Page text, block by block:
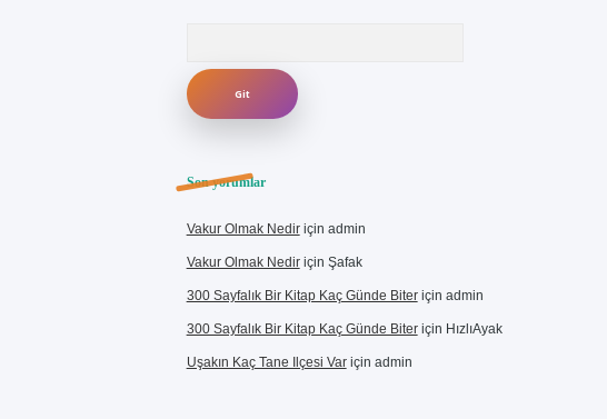
Son yorumlar
Vakur Olmak Nediriçin admin
Vakur Olmak Nediriçin Şafak
300 Sayfalık Bir Kitap Kaç Günde Biteriçin admin
300 Sayfalık Bir Kitap Kaç Günde Biteriçin HızlıAyak
Uşakın Kaç Tane Ilçesi Variçin admin